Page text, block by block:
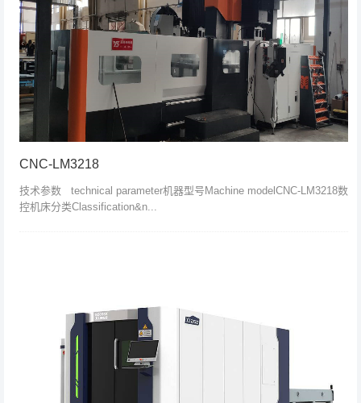
CNC-LM3218
技术参数 technical parameter机器型号Machine modelCNC-LM3218数
控机床分类Classification&n...